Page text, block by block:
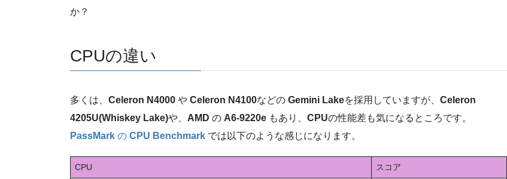
か？
CPUの違い
多くは、 Celeron N4000 や Celeron N4100などの Gemini Lakeを採用していますが、 Celeron
4205U(Whiskey Lake)や、 AMD の A6-9220e もあり、 CPUの性能差も気になるところです。
PassMark の CPU Benchmark では以下のような感じになります。
CPU スコア